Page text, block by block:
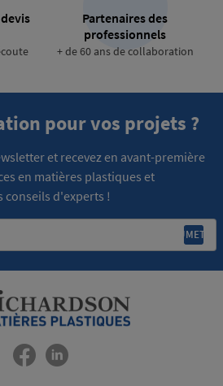
Partenaires des
professionnels
+ de 60 ans de collaboration
pour vos projets ?
et recevez en avant-première
en matières plastiques et
conseils d'experts !